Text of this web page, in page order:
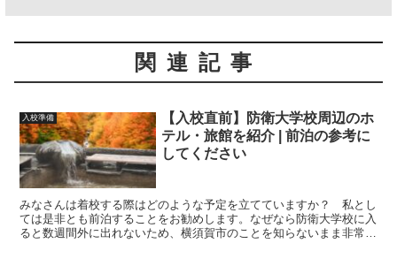
関連記事
入校準備
【入校直前】防衛大学校周辺のホ
テル・旅館を紹介 | 前泊の参考に
してください
みなさんは着校する際はどのような予定を立てていますか？ 私とし
ては是非とも前泊することをお勧めします。なぜなら防衛大学校に入
ると数週間外に出れないため、横須賀市のことを知らないまま非常に